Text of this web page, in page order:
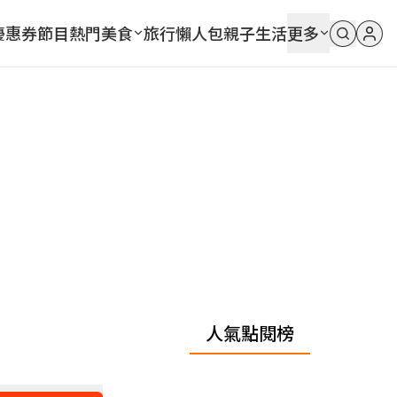
惠券節目熱門美食 旅行懶人包親子生活更多
人氣點閱榜